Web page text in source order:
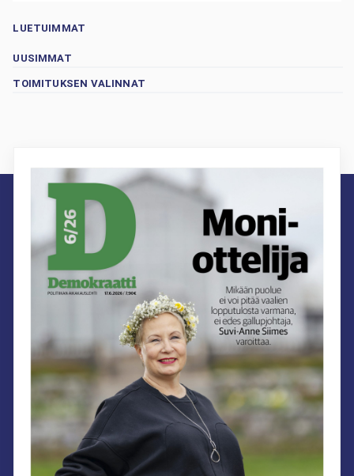
LUETUIMMAT
UUSIMMAT
TOIMITUKSEN VALINNAT